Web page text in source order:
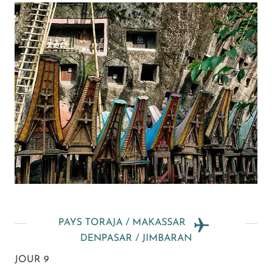
PAYS TORAJA / MAKASSAR
DENPASAR / JIMBARAN
JOUR 9